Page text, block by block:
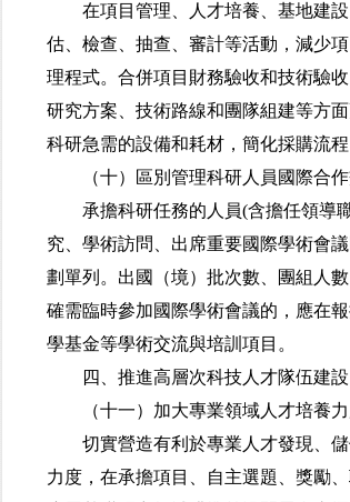
在項目管理、人才培養、基地建設
估、檢查、抽查、審計等活動，減少
理程式。合併項目財務驗收和技術驗
研究方案、技術路線和團隊組建等方
科研急需的設備和耗材，簡化採購流程
（十）區別管理科研人員國際合作
承擔科研任務的人員(含擔任領導職
究、學術訪問、出席重要國際學術會
劃單列。出國（境）批次數、團組人
確需臨時參加國際學術會議的，應在
學基金等學術交流與培訓項目。
四、推進高層次科技人才隊伍建設
（十一）加大專業領域人才培養
切實營造有利於專業人才發現、儲
力度，在承擔項目、自主選題、獎勵